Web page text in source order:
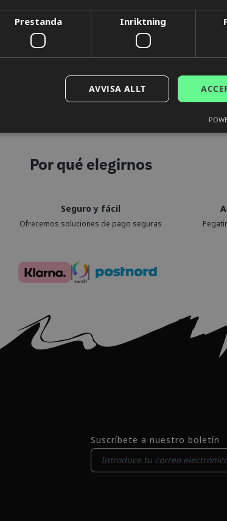
Por qué elegirnos
Seguro y fácil
Ofrecemos soluciones de pago seguras
Suscríbete a nuestro boletín
Prestanda Inriktning
AVVISA ALLT